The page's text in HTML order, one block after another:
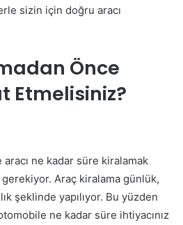
sizin için doğru aracı
Önce
Etmelisiniz?
ne kadar süre kiralamak
Araç kiralama günlük,
şeklinde yapılıyor. Bu yüzden
ne kadar süre ihtiyacınız